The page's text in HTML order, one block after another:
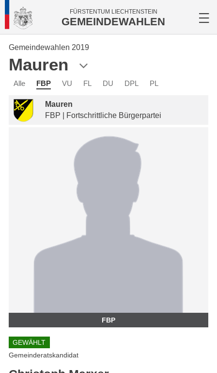
FÜRSTENTUM LIECHTENSTEIN
GEMEINDEWAHLEN
Gemeindewahlen 2019
Mauren
Alle FBP VU FL DU DPL PL
Mauren
FBP | Fortschrittliche Bürgerpartei
FBP
GEWÄHLT
Gemeinderatskandidat